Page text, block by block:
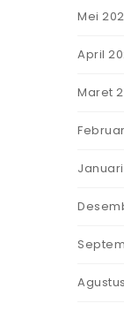
Mei
April
Maret